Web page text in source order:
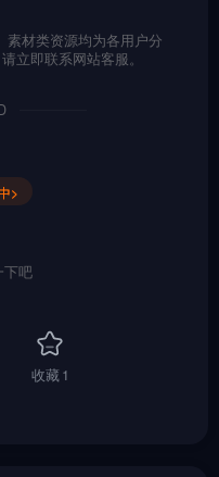
素材类资源均为各用户分
立即联系网站客服。
>
下吧
收藏1